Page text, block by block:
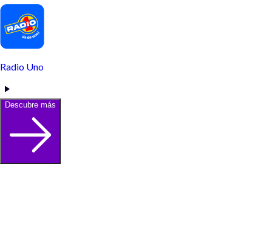
Radio Uno
Descubre más